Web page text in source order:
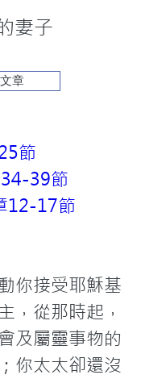
妻子
文章
節
39節
12-17節
你接受耶穌基
，從那時起，
及屬靈事物的
你太太卻還沒